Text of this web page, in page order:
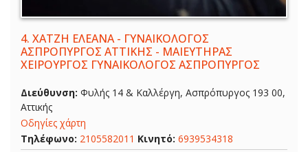
4. ΧΑΤΖΗ ΕΛΕΑΝΑ - ΓΥΝΑΙΚΟΛΟΓΟΣ
ΑΣΠΡΟΠΥΡΓΟΣ ΑΤΤΙΚΗΣ - ΜΑΙΕΥΤΗΡΑΣ
ΧΕΙΡΟΥΡΓΟΣ ΓΥΝΑΙΚΟΛΟΓΟΣ ΑΣΠΡΟΠΥΡΓΟΣ
Διεύθυνση: Φυλής 14 & Καλλέργη, Ασπρόπυργος 193 00,
Αττικής
Οδηγίες χάρτη
Τηλέφωνο: 2105582011 Κινητό: 6939534318